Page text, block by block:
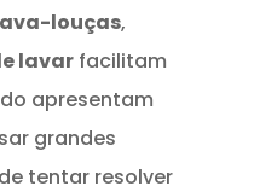
louças,
lavarfacilitam
apresentam
grandes
tentar resolver